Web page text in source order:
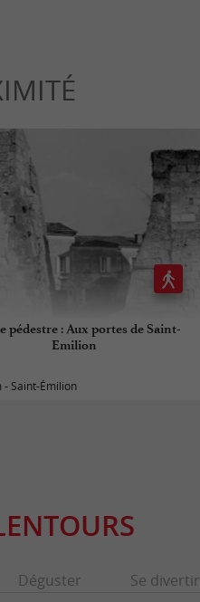
pédestre : Aux portes de Saint-
Emilion
- Saint-Émilion
Déguster Se divertir